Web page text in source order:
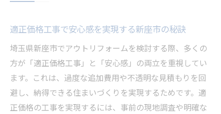
叶える方法
補助金活用で工事費用を抑える賢いリフォ
ーム術
適正価格工事のための補助金申請ポイント
新座市で使える補助金と適正価格工事のコ
ツ
適正価格工事で安心感を実現する新座市の秘訣
埼玉県新座市でアウトリフォームを検討する際、多くの
方が「適正価格工事」と「安心感」の両立を重視してい
ます。これは、過度な追加費用や不透明な見積もりを回
避し、納得できる住まいづくりを実現するためです。適
正価格の工事を実現するには、事前の現地調査や明確な